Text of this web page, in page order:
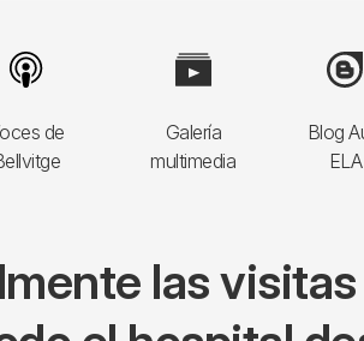
de
Image
Galería
multimedia
Image
Blog
ELA
las